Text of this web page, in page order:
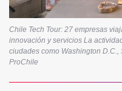
Chile Tech Tour: 27 empresas
innovación y servicios La
ciudades como Washington D.C.,
ProChile